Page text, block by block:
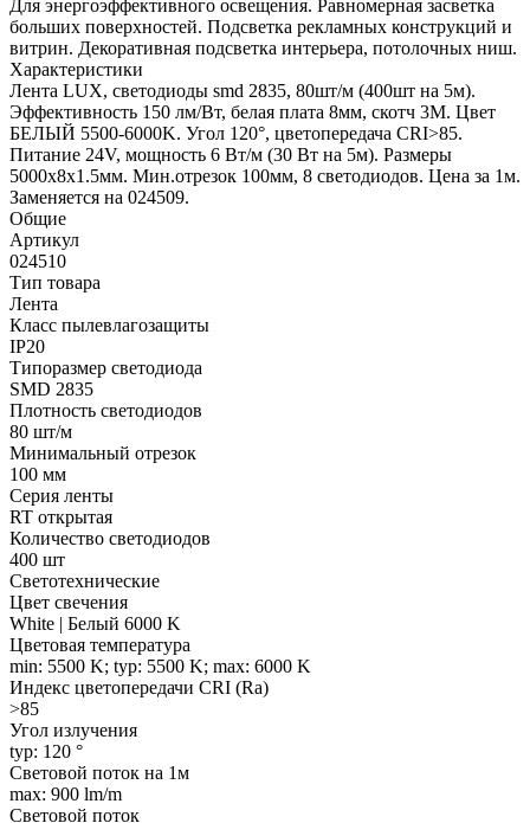
Для энергоэффективного освещения. Равномерная засветка
больших поверхностей. Подсветка рекламных конструкций и
витрин. Декоративная подсветка интерьера, потолочных ниш.
Характеристики
Лента LUX, светодиоды smd 2835, 80шт/м (400шт на 5м).
Эффективность 150 лм/Вт, белая плата 8мм, скотч 3М. Цвет
БЕЛЫЙ 5500-6000K. Угол 120°, цветопередача CRI>85.
Питание 24V, мощность 6 Вт/м (30 Вт на 5м). Размеры
5000х8х1.5мм. Мин.отрезок 100мм, 8 светодиодов. Цена за 1м.
Заменяется на 024509.
Общие
Артикул
024510
Тип товара
Лента
Класс пылевлагозащиты
IP20
Типоразмер светодиода
SMD 2835
Плотность светодиодов
80 шт/м
Минимальный отрезок
100 мм
Серия ленты
RT открытая
Количество светодиодов
400 шт
Светотехнические
Цвет свечения
White | Белый 6000 K
Цветовая температура
min: 5500 K; typ: 5500 K; max: 6000 K
Индекс цветопередачи CRI (Ra)
>85
Угол излучения
typ: 120 °
Световой поток на 1м
max: 900 lm/m
Световой поток